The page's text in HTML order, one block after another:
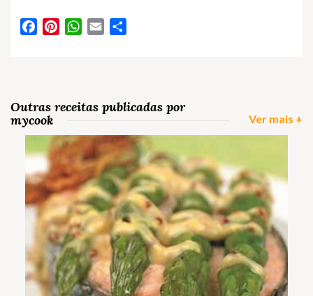
FacebookPinterestWhatsApp
Email
Outras receitas publicadas por
mycook
Ver mais +